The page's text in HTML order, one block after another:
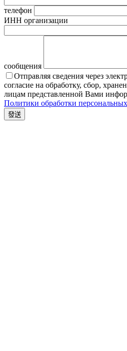
телефон
ИНН организации
сообщения
Отправляя сведения через
согласие на обработку, сбор,
лицам представленной Вами
Политики обработки